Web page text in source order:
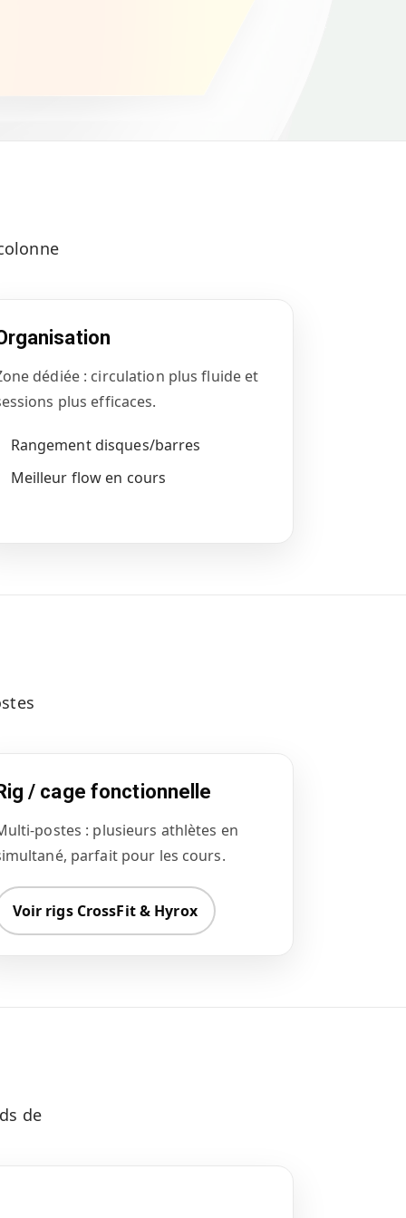
dédiée : circulation plus fluide et
plus efficaces.
Rangement disques/barres
Meilleur flow en cours
/ cage fonctionnelle
postes : plusieurs athlètes en
parfait pour les cours.
Voir rigs CrossFit & Hyrox
de